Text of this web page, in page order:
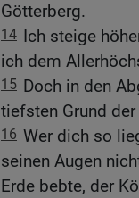
Götterberg.
14 Ich steige
ich dem
15 Doch in den
tiefsten Grund
16 Wer dich so
seinen Augen
Erde bebte, der